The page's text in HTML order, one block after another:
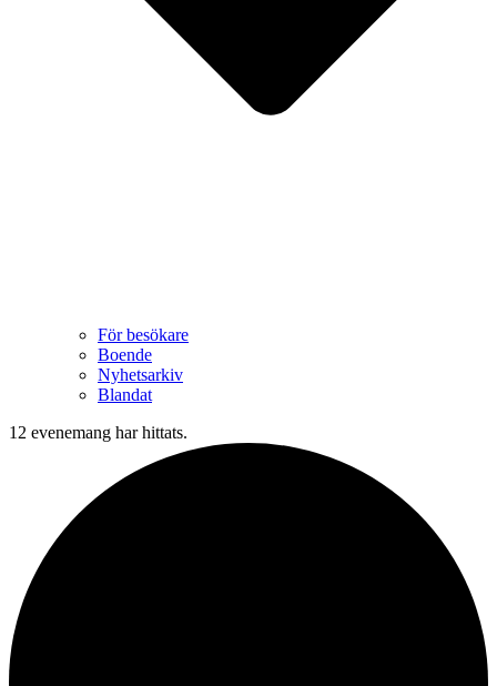
För besökare
Boende
Nyhetsarkiv
Blandat
12 evenemang har hittats.